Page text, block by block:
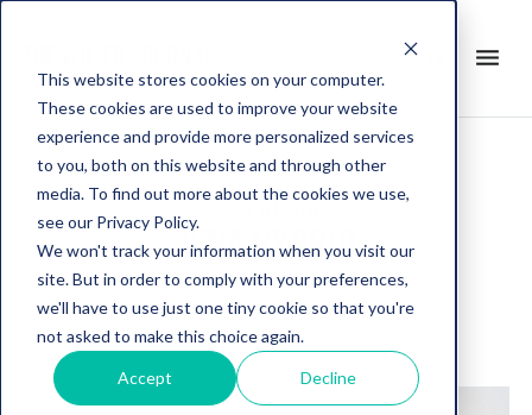
This website stores cookies on your computer.
These cookies are used to improve your website
experience and provide more personalized services
to you, both on this website and through other
media. To find out more about the cookies we use,
see our Privacy Policy.
We won't track your information when you visit our
site. But in order to comply with your preferences,
we'll have to use just one tiny cookie so that you're
not asked to make this choice again.
Accept Decline
menu
search
JENA HYBRID